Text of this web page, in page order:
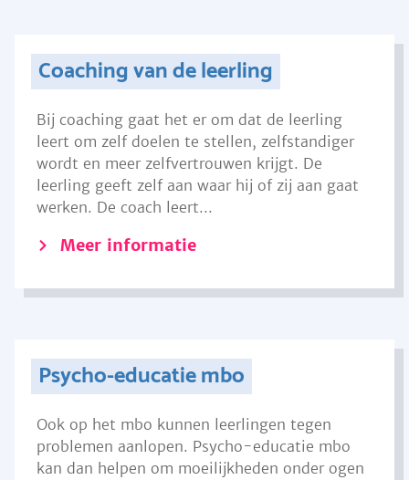
Coaching van de leerling
Bij coaching gaat het er om dat de leerling
leert om zelf doelen te stellen, zelfstandiger
wordt en meer zelfvertrouwen krijgt. De
leerling geeft zelf aan waar hij of zij aan gaat
werken. De coach leert...
Meer informatie
Psycho-educatie mbo
Ook op het mbo kunnen leerlingen tegen
problemen aanlopen. Psycho-educatie mbo
kan dan helpen om moeilijkheden onder ogen